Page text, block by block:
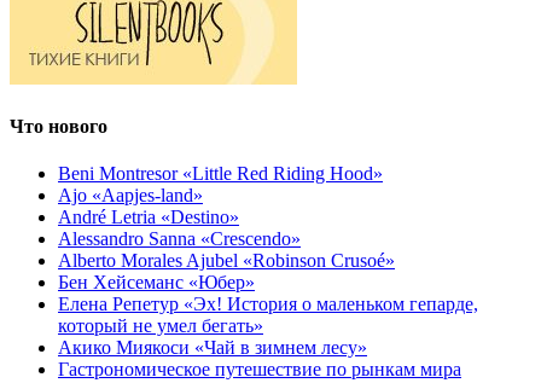
Что нового
Beni Montresor «Little Red Riding Hood»
Ajo «Aapjes-land»
André Letria «Destino»
Alessandro Sanna «Crescendo»
Alberto Morales Ajubel «Robinson Crusoé»
Бен Хейсеманс «Юбер»
Елена Репетур «Эх! История о маленьком гепарде,
который не умел бегать»
Акико Миякоси «Чай в зимнем лесу»
Гастрономическое путешествие по рынкам мира